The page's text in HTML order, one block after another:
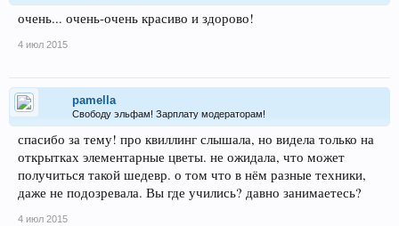
очень... очень-очень красиво и здорово!
4 июл 2015
pamella
Свободу эльфам! Зарплату модераторам!
спасибо за тему! про квиллинг слышала, но видела только на
открытках элементарные цветы. не ожидала, что может
получиться такой шедевр. о том что в нём разные техники,
даже не подозревала. Вы где учились? давно занимаетесь?
4 июл 2015